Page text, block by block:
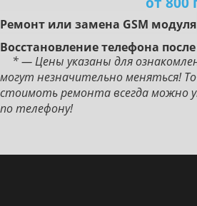
Peмoнт или зaмeнa GSM мoдуля
Boccтaнoвлeниe тeлeфoнa
* — Цены указаны для
могут незначительно меняться!
стоимоть ремонта всегда можно
по телефону!